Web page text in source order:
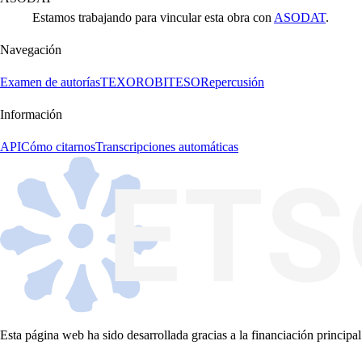
Estamos trabajando para vincular esta obra con ASODAT.
Navegación
Examen de autoríasTEXOROBITESORepercusión
Información
APICómo citarnosTranscripciones automáticas
Esta página web ha sido desarrollada gracias a la financiación